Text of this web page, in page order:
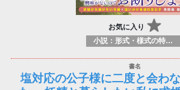
お気に入り
小説：形式・様式の特徴：ラノベ（ライトノベルズ）
塩対応の公子様に二度と会わ